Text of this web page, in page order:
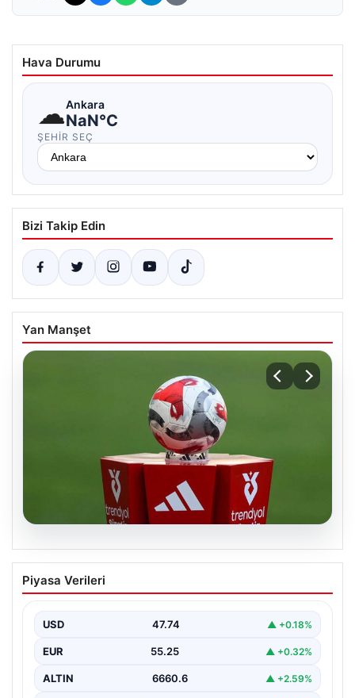
Hava Durumu
☁Ankara
NaN°C
ŞEHIR SEÇ
Bizi Takip Edin
Yan Manşet
07.08.2026
2026-27 Süper Lig Sezonunun İkinci ve
Üçüncü Haftalarının Programı Belirlendi
sezonu için heyecanlandıran gelişmeler yaşandı.…
Piyasa Verileri
USD 47.74 ▲ +0.18%
EUR 55.25 ▲ +0.32%
ALTIN 6660.6 ▲ +2.59%